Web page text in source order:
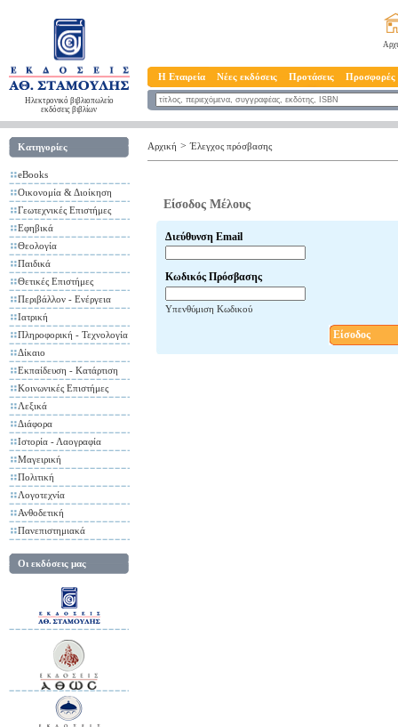
Ηλεκτρονικό βιβλιοπωλείο
εκδόσεις βιβλίων
Η Εταιρεία Νέες εκδόσεις Προτάσεις Προσφορές
Κατηγορίες
eBooks
Οικονομία & Διοίκηση
Γεωτεχνικές Επιστήμες
Εφηβικά
Θεολογία
Παιδικά
Θετικές Επιστήμες
Περιβάλλον - Ενέργεια
Ιατρική
Πληροφορική - Τεχνολογία
Δίκαιο
Εκπαίδευση - Κατάρτιση
Κοινωνικές Επιστήμες
Λεξικά
Διάφορα
Ιστορία - Λαογραφία
Μαγειρική
Πολιτική
Λογοτεχνία
Ανθοδετική
Πανεπιστημιακά
Οι εκδόσεις μας
Αρχική > Έλεγχος πρόσβασης
Είσοδος Μέλους
Διεύθυνση Email
Κωδικός Πρόσβασης
Υπενθύμιση Κωδικού
Είσοδος